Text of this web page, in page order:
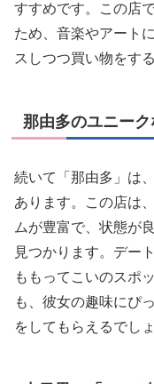
すすめです。この店
ため、音楽やアート
スしつつ買い物をす
那由多のユニー
続いて「那由多」は
あります。この店は
ムが豊富で、状態が
見つかります。デー
ももってこいのスポ
も、彼女の趣味にぴ
をしてもらえるでしょ